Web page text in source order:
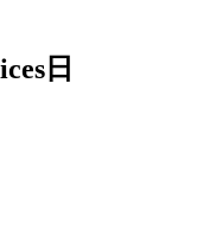
日